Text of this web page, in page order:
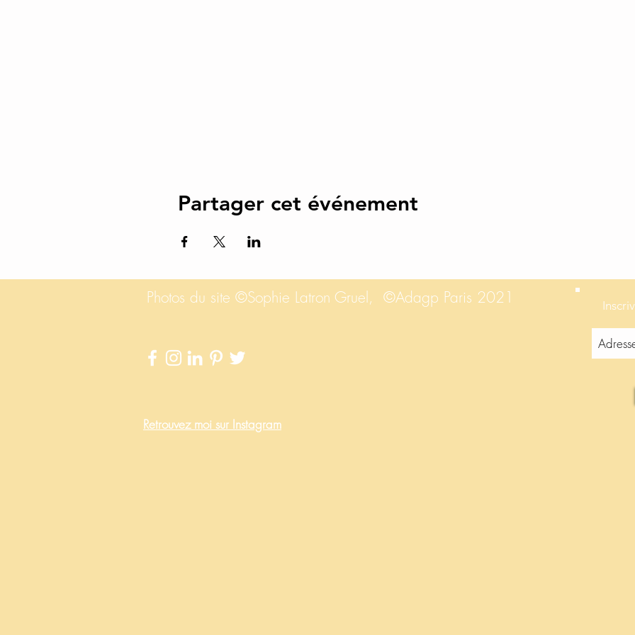
Partager cet événement
Photos du site ©Sophie Latron Gruel, ©Adagp Paris 2021
Retrouvezmoi sur Instagram